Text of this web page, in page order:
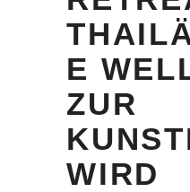
E
ZUR
WIRD